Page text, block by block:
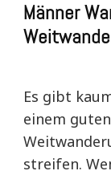
Männer
Es gibt
einem
streifen.